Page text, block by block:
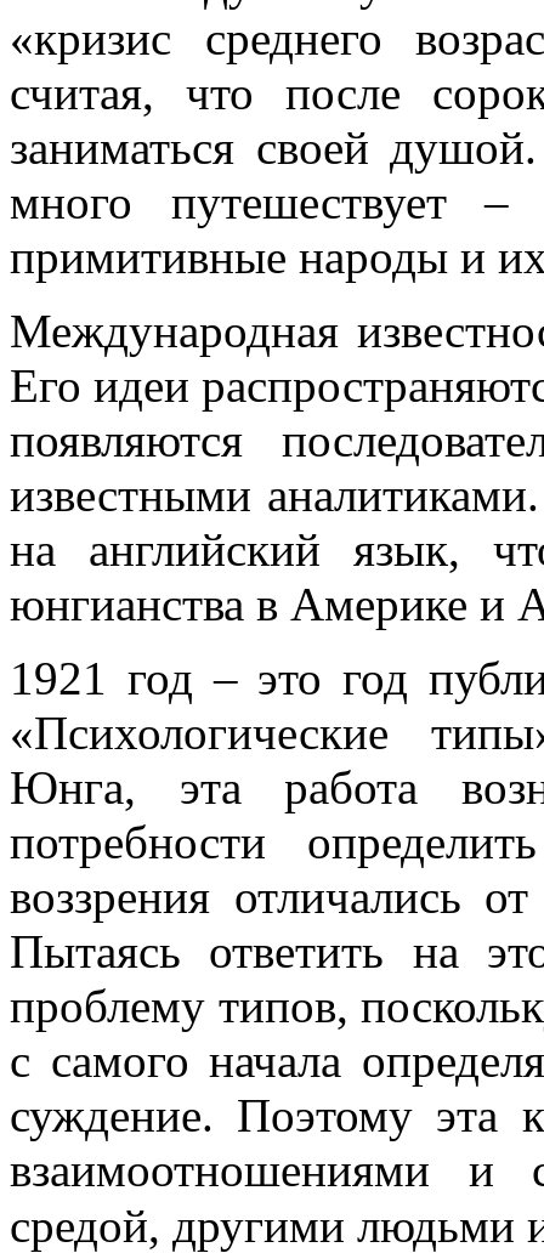
«кризис среднего
считая, что после
заниматься своей
много путешествует
примитивные народы и
Международная
Его идеи
появляются
известными
на английский язык,
юнгианства в Америке и
1921 год – это год
«Психологические
Юнга, эта работа
потребности
воззрения отличались
Пытаясь ответить на
проблему типов,
с самого начала
суждение. Поэтому эта
взаимоотношениями и
средой, другими людьми